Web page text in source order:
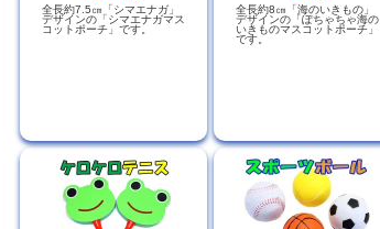
全長約7.5㎝「シマエナガ」
デザインの「シマエナガマス
コットポーチ」です。
全長約8㎝「海のいきもの」
デザインの「ぽちゃちゃ海の
いきものマスコットポーチ」
です。